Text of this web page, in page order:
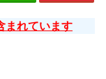
まれています